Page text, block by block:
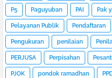
P5 Paguyuban PAI Pak
Pelayanan Publik Pendaftaran
Pengukuran penilaian
PERJUSA Perpisahan
PJOK pondok ramadhan